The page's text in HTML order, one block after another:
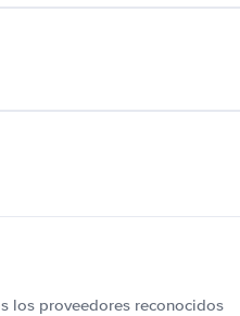
los proveedores reconocidos